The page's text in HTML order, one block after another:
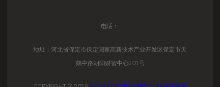
电话：-
地址：河北省保定市保定国家高新技术产业开发区保定市天
鹅中路朝阳财智中心201号